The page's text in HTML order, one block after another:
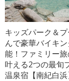
キッズパーク＆
んで豪華バイキ
能！ファミリー
叶える2つの最旬
温泉宿【南紀白浜